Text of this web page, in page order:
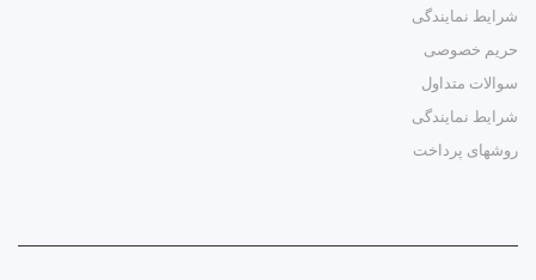
شرایط نمایندگی
حریم خصوصی
سوالات متداول
شرایط نمایندگی
روشهای پرداخت